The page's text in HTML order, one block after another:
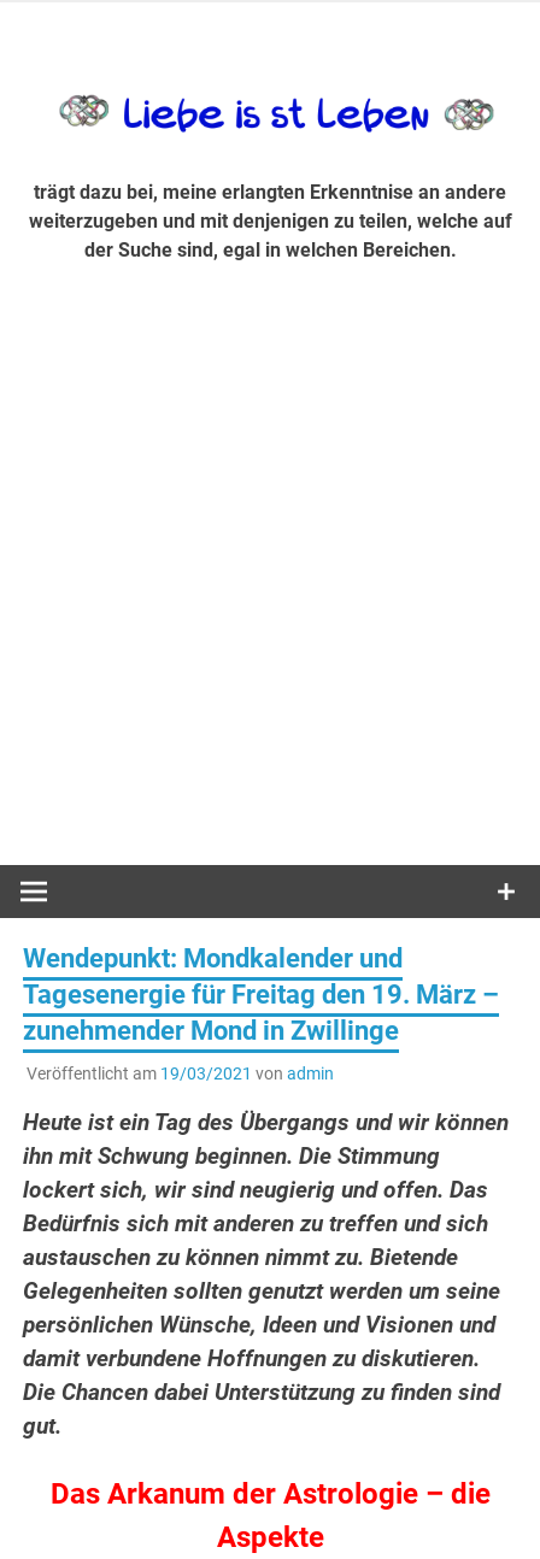
Suche sind, egal in welchen Bereichen.
trägt dazu bei, meine erlangten Erkenntnise an andere
weiterzugeben und mit denjenigen zu teilen, welche auf
der Suche sind, egal in welchen Bereichen.
Wendepunkt: Mondkalender und
Tagesenergie für Freitag den 19. März –
zunehmender Mond in Zwillinge
Veröffentlicht am 19/03/2021 von admin
Heute ist ein Tag des Übergangs und wir können
ihn mit Schwung beginnen. Die Stimmung
lockert sich, wir sind neugierig und offen. Das
Bedürfnis sich mit anderen zu treffen und sich
austauschen zu können nimmt zu. Bietende
Gelegenheiten sollten genutzt werden um seine
persönlichen Wünsche, Ideen und Visionen und
damit verbundene Hoffnungen zu diskutieren.
Die Chancen dabei Unterstützung zu finden sind
gut.
Das Arkanum der Astrologie – die
Aspekte